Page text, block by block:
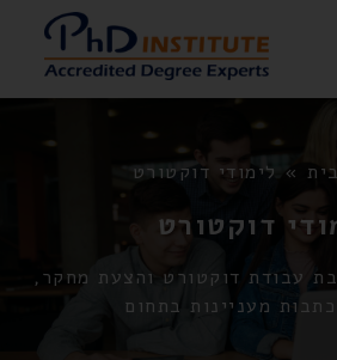
» לימודי דוקטורט
דוקטורט
עבודת דוקטורט והצעת מחקר,
מעניינות בתחום